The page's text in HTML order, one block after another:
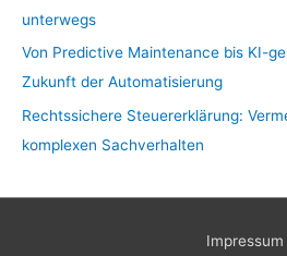
unterwegs
Von Predictive Maintenance bis KI-
Zukunft der Automatisierung
Rechtssichere Steuererklärung:
komplexen Sachverhalten
Impressum